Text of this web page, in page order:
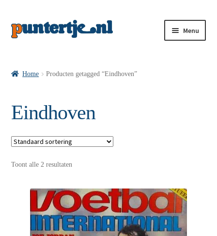
Menu
VI’s met Posters
Wie is puntertje
Home Producten getagged “Eindhoven”
Eindhoven
Toont alle 2 resultaten